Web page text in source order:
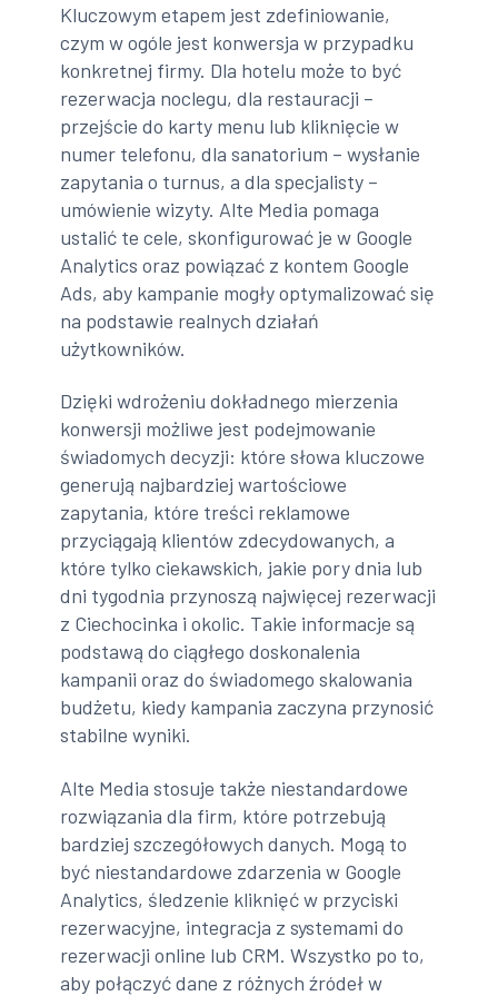
Kluczowym etapem jest zdefiniowanie,
czym w ogóle jest konwersja w przypadku
konkretnej firmy. Dla hotelu może to być
rezerwacja noclegu, dla restauracji –
przejście do karty menu lub kliknięcie w
numer telefonu, dla sanatorium – wysłanie
zapytania o turnus, a dla specjalisty –
umówienie wizyty. Alte Media pomaga
ustalić te cele, skonfigurować je w Google
Analytics oraz powiązać z kontem Google
Ads, aby kampanie mogły optymalizować się
na podstawie realnych działań
użytkowników.
Dzięki wdrożeniu dokładnego mierzenia
konwersji możliwe jest podejmowanie
świadomych decyzji: które słowa kluczowe
generują najbardziej wartościowe
zapytania, które treści reklamowe
przyciągają klientów zdecydowanych, a
które tylko ciekawskich, jakie pory dnia lub
dni tygodnia przynoszą najwięcej rezerwacji
z Ciechocinka i okolic. Takie informacje są
podstawą do ciągłego doskonalenia
kampanii oraz do świadomego skalowania
budżetu, kiedy kampania zaczyna przynosić
stabilne wyniki.
Alte Media stosuje także niestandardowe
rozwiązania dla firm, które potrzebują
bardziej szczegółowych danych. Mogą to
być niestandardowe zdarzenia w Google
Analytics, śledzenie kliknięć w przyciski
rezerwacyjne, integracja z systemami do
rezerwacji online lub CRM. Wszystko po to,
aby połączyć dane z różnych źródeł w